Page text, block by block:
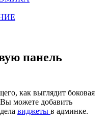
панель
как выглядит боковая
можете добавить
виджеты в админке.